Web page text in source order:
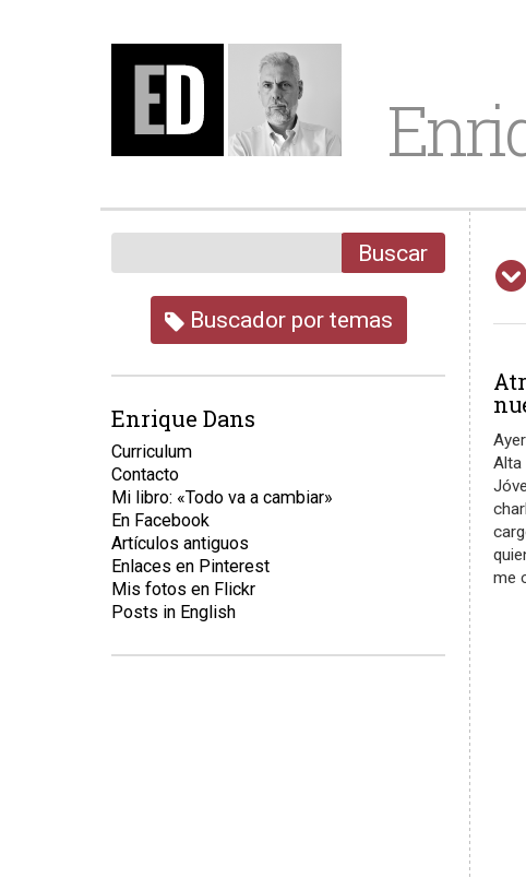
Alta
me
Buscar
Buscador por temas
Enrique Dans
Curriculum
Contacto
Mi libro: «Todo va a cambiar»
En Facebook
Artículos antiguos
Enlaces en Pinterest
Mis fotos en Flickr
Posts in English